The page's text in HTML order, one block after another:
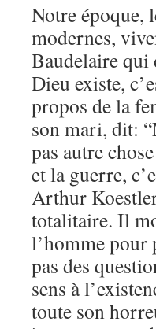
Notre époque,
modernes,
Baudelaire qui
Dieu existe,
propos de la
son mari, dit:
pas autre
et la guerre,
Arthur
totalitaire. Il
l’homme pour
pas des
sens à
toute son